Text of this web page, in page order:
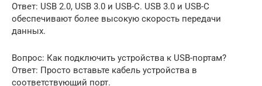
Ответ: USB 2.0, USB 3.0 и USB-C. USB 3.0 и USB-C
обеспечивают более высокую скорость передачи
данных.
Вопрос: Как подключить устройства к USB-портам?
Ответ: Просто вставьте кабель устройства в
соответствующий порт.